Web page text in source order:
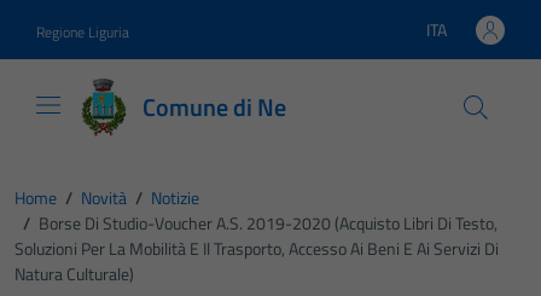
Regione Liguria Lingua attiva:
ITA
Comune di Ne
Home / Novità / Notizie
/ Borse Di Studio-Voucher A.s. 2019-2020 (acquisto Libri Di Testo,
Soluzioni Per La Mobilità E Il Trasporto, Accesso Ai Beni E Ai Servizi Di
Natura Culturale)